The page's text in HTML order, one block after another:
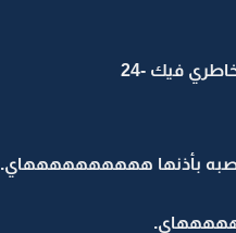
فيك -24
بأذنها ههههههههههاي.